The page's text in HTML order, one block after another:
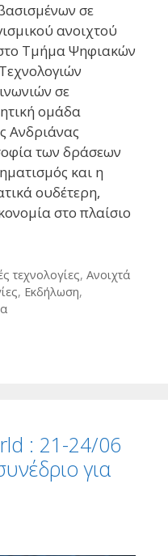
σε
ανοιχτού
Τμήμα Ψηφιακών
σε
ομάδα
Ανδριάνας
των δράσεων
και η
ουδέτερη,
στο πλαίσιο
τεχνολογίες, Ανοιχτά
, Εκδήλωση,
: 21-24/06
για